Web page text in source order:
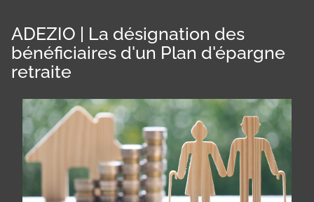
ADEZIO | La désignation des
bénéficiaires d'un Plan d'épargne
retraite